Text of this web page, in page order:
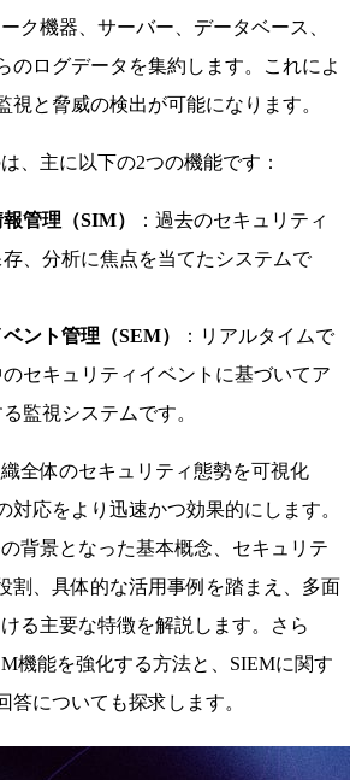
ク機器、サーバー、データベース、
のログデータを集約します。これによ
視と脅威の検出が可能になります。
、主に以下の2つの機能です：
管理（SIM）
：過去のセキュリティ
、分析に焦点を当てたシステムで
ント管理（SEM）
：リアルタイムで
セキュリティイベントに基づいてア
監視システムです。
全体のセキュリティ態勢を可視化
対応をより迅速かつ効果的にします。
背景となった基本概念、セキュリテ
割、具体的な活用事例を踏まえ、多面
る主要な特徴を解説します。さら
機能を強化する方法と、SIEMに関す
答についても探求します。